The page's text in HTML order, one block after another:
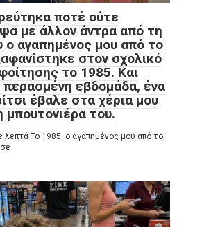
ποτέ ούτε
με άλλον άντρα από τη
ο αγαπημένος μου από το
στον σχολικό
το 1985. Και
περασμένη εβδομάδα, ένα
έβαλε στα χέρια μου
μπουτονιέρα του.
Το 1985, ο αγαπημένος μου από το